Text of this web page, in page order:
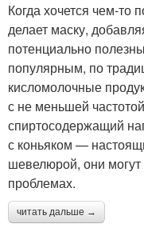
Когда хочется чем-
делает маску,
потенциально
популярным, по
кисломолочные
с не меньшей
спиртосодержащий
с коньяком —
шевелюрой, они
проблемах.
читать дальше →